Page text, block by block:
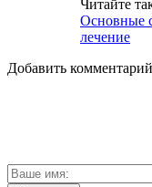
Читайте
Основные
лечение
Добавить комментарий